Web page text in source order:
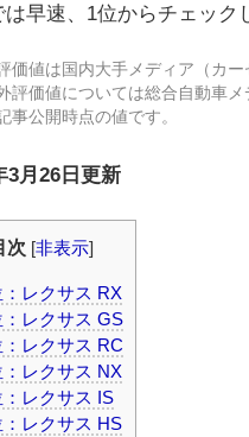
は早速、1位からチェック
価値は国内大手メディア（カ
評価値については総合自動車
事公開時点の値です。
3月26日更新
次 [非表示]
レクサス RX
レクサス GS
レクサス RC
レクサス NX
レクサス IS
レクサス HS